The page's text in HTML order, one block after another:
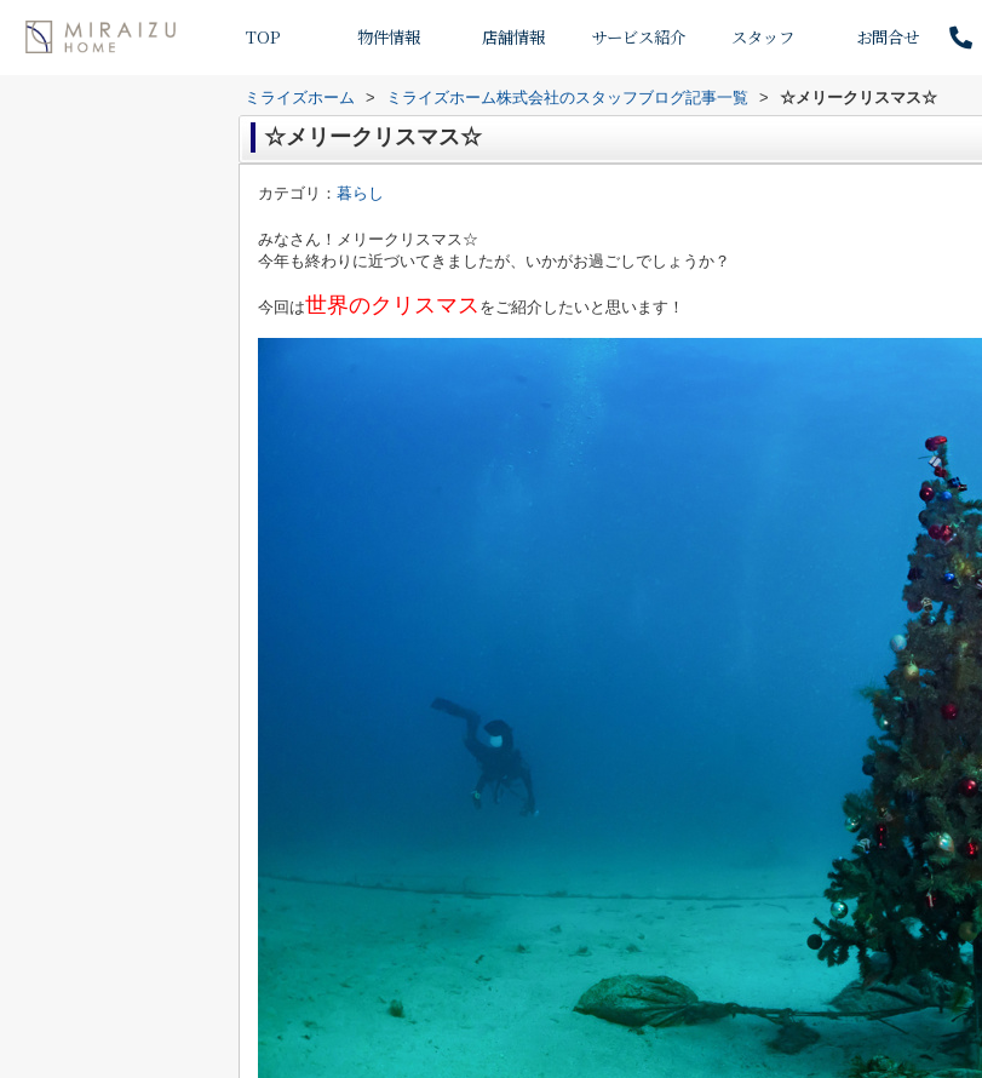
TOP 物件情報 店舗情報 サービス紹介 スタッフ お問合せ
ミライズホーム > ミライズホーム株式会社のスタッフブログ記事一覧 > ☆メリークリスマス☆
☆メリークリスマス☆
カテゴリ： 暮らし
みなさん！メリークリスマス☆
今年も終わりに近づいてきましたが、いかがお過ごしでしょうか？
今回は世界のクリスマス をご紹介したいと思います！